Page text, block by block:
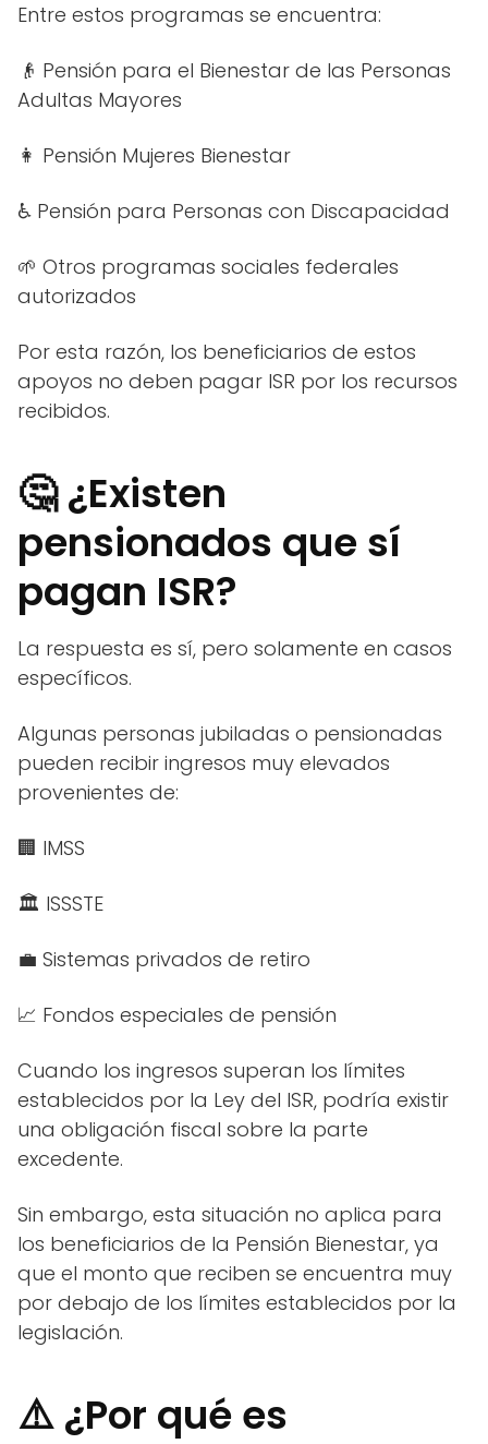
Entre estos programas se encuentra:
👴 Pensión para el Bienestar de las Personas
Adultas Mayores
👩 Pensión Mujeres Bienestar
♿ Pensión para Personas con Discapacidad
🌱 Otros programas sociales federales
autorizados
Por esta razón, los beneficiarios de estos
apoyos no deben pagar ISR por los recursos
recibidos.
🤔 ¿Existen
pensionados que sí
pagan ISR?
La respuesta es sí, pero solamente en casos
específicos.
Algunas personas jubiladas o pensionadas
pueden recibir ingresos muy elevados
provenientes de:
🏢 IMSS
🏛️ ISSSTE
💼 Sistemas privados de retiro
📈 Fondos especiales de pensión
Cuando los ingresos superan los límites
establecidos por la Ley del ISR, podría existir
una obligación fiscal sobre la parte
excedente.
Sin embargo, esta situación no aplica para
los beneficiarios de la Pensión Bienestar, ya
que el monto que reciben se encuentra muy
por debajo de los límites establecidos por la
legislación.
⚠️ ¿Por qué es